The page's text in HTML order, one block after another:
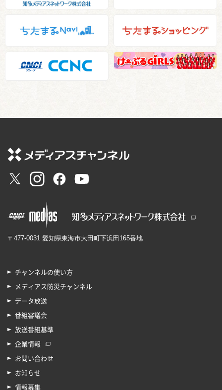
〒477-0031 愛知県東海市大田町下浜田165番地
チャンネルの使い方
メディアス防災チャンネル
データ放送
番組審議会
放送番組基準
企業情報
お問い合わせ
お知らせ
情報募集